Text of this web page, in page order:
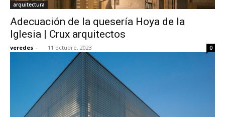
arquitectura
Adecuación de la quesería Hoya de la
Iglesia | Crux arquitectos
veredes - 11 octubre, 2023 0